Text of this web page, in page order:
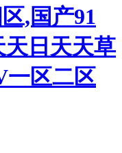
,国产91
日天天草
一区二区